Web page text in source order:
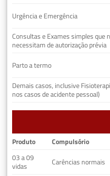
Urgência e Emergência
Consultas e Exames simples que
necessitam de autorização prévia
Parto a termo
Demais casos, inclusive
nos casos de acidente pessoal)
Produto
Compulsório
03 a 09
vidas
Carências normais